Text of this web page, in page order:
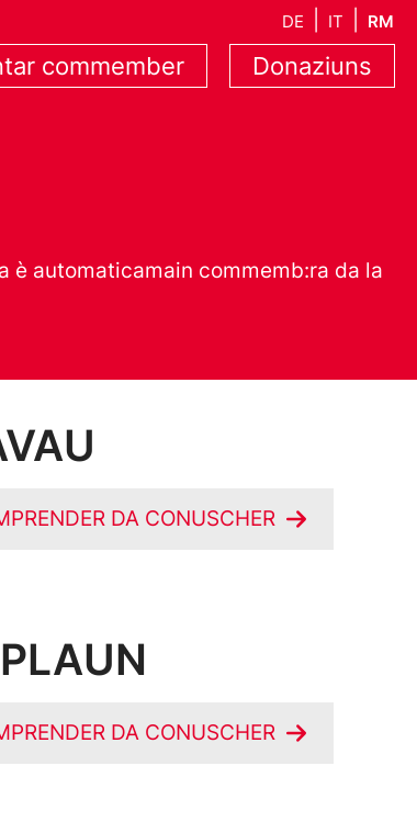
DE IT RM
commember Donaziuns
è automaticamain commemb:ra da la
DA CONUSCHER
DA CONUSCHER